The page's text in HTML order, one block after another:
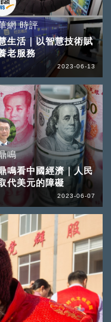
網 時評
生活｜以智慧技術賦
老服務
2023-06-13
鳴
鳴看中國經濟｜人民
代美元的障礙
2023-06-07